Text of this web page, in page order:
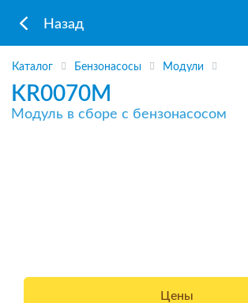
Назад
Каталог Бензонасосы Модули
KR0070M
Модуль в сборе с бензонасосом
Цены